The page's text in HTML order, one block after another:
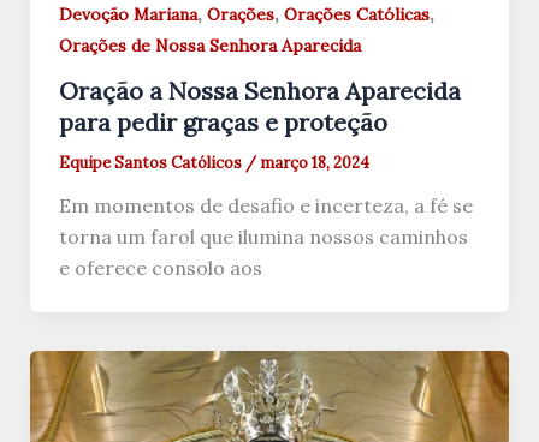
Devoção Mariana, Orações, Orações Católicas,
Orações de Nossa Senhora Aparecida
Oração a Nossa Senhora Aparecida
para pedir graças e proteção
Equipe Santos Católicos / março 18, 2024
Em momentos de desafio e incerteza, a fé se
torna um farol que ilumina nossos caminhos
e oferece consolo aos